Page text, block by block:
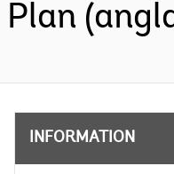
Plan
INFORMATION